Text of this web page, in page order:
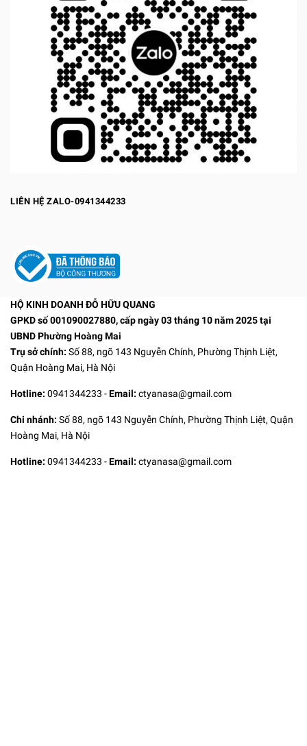
LIÊN HỆ ZALO-0941344233
HỘ KINH DOANH ĐỖ HỮU QUANG
GPKD số 001090027880, cấp ngày 03 tháng 10 năm 2025 tại
UBND Phường Hoàng Mai
Trụ sở chính: Số 88, ngõ 143 Nguyễn Chính, Phường Thịnh Liệt,
Quận Hoàng Mai, Hà Nội
Hotline: 0941344233 -Email: ctyanasa@gmail.com
Chi nhánh: Số 88, ngõ 143 Nguyễn Chính, Phường Thịnh Liệt, Quận
Hoàng Mai, Hà Nội
Hotline: 0941344233 -Email: ctyanasa@gmail.com